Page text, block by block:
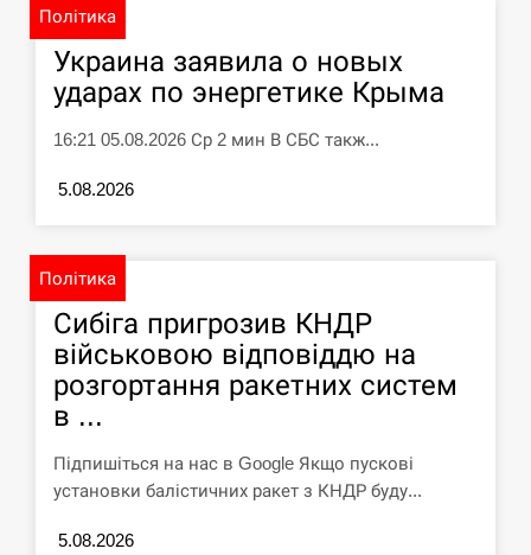
Політика
Украина заявила о новых
ударах по энергетике Крыма
16:21 05.08.2026 Ср 2 мин В СБС такж...
5.08.2026
Політика
Сибіга пригрозив КНДР
військовою відповіддю на
розгортання ракетних систем
в ...
Підпишіться на нас в Google Якщо пускові
установки балістичних ракет з КНДР буду...
5.08.2026